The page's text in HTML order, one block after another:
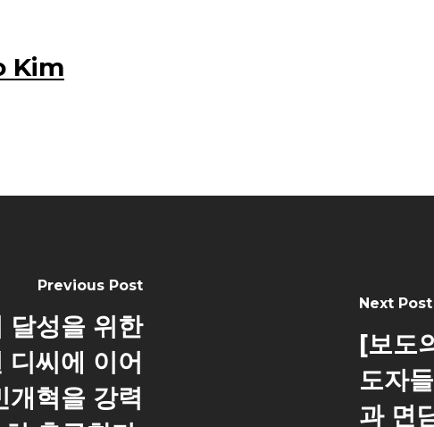
Kim
Previous Post
달성을 위한
디씨에 이어
개혁을 강력
Next Post
[보도
도자
과 면